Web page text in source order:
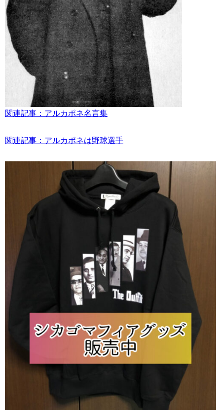
関連記事：アルカポネ名言集
関連記事：アルカポネは野球選手